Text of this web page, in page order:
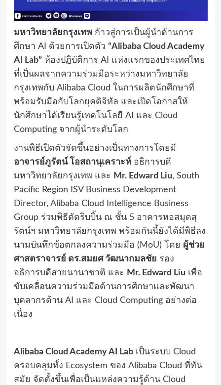
มหาวิทยาลัยกรุงเทพก้าวสู่การเป็นผู้นำด้านการ
ศึกษา AI ด้วยการเปิดตัว “Alibaba Cloud Academy
AI Lab”ห้องปฏิบัติการ AI แห่งแรกของประเทศไทย
ที่เป็นผลจากความร่วมมือระหว่างมหาวิทยาลัย
กรุงเทพกับ Alibaba Cloud ในการผลิตนักศึกษาที่
พร้อมรับมือกับโลกยุคดิจิทัล และเปิดโอกาสให้
นักศึกษาได้เรียนรู้เทคโนโลยี AI และ Cloud
Computing จากผู้นำระดับโลก
งานพิธีเปิดตัวจัดขึ้นอย่างเป็นทางการโดยมี
อาจารย์ภูรัตน์ โอสถานุเคราะห์อธิการบดี
มหาวิทยาลัยกรุงเทพ และ Mr. Edward Liu, South
Pacific Region ISV Business Development
Director, Alibaba Cloud Intelligence Business
Group ร่วมพิธีตัดริบบิ้น ณ ชั้น 5 อาคารหอสมุดสุ
รัตน์ฯ มหาวิทยาลัยกรุงเทพ พร้อมกันนี้ยังได้มีพิธีลง
นามบันทึกข้อตกลงความร่วมมือ (MoU) โดย ผู้ช่วย
ศาสตราจารย์ ดร.สมยศ วัฒนากมลชัย รอง
อธิการบดีสายนานาชาติ และ Mr. Edward Liu เพื่อ
ขับเคลื่อนความร่วมมือด้านการศึกษาและพัฒนา
บุคลากรด้าน AI และ Cloud Computing อย่างต่อ
เนื่อง
Alibaba Cloud Academy AI Labเป็นระบบ Cloud
ครอบคลุมทั้ง Ecosystem ของ Alibaba Cloud ที่ทัน
สมัย จัดตั้งขึ้นเพื่อเป็นแหล่งความรู้ด้าน Cloud